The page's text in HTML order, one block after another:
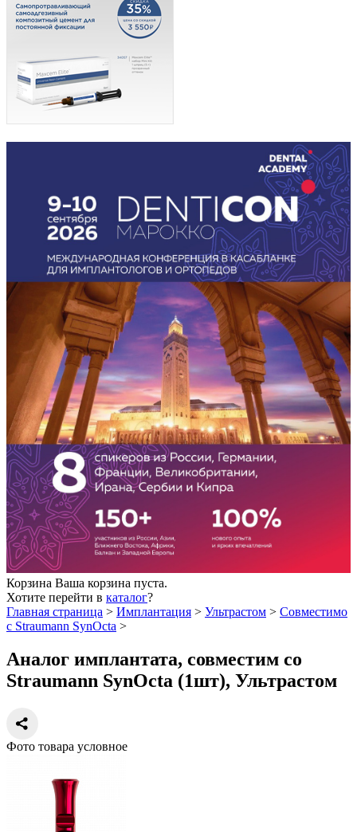
Корзина Ваша корзина пуста.
Хотите перейти в каталог?
Главная страница > Имплантация > Ультрастом > Совместимо
с Straumann SynOcta >
Аналог имплантата, совместим со
Straumann SynOcta (1шт), Ультрастом
Фото товара условное